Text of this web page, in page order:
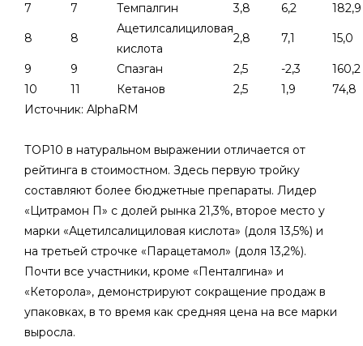
7
7 Темпалгин 3,8 6,2 182,9
8 8
Ацетилсалициловая
кислота
2,8 7,1 15,0
9 9 Спазган 2,5 -2,3
160,2
10
11 Кетанов 2,5 1,9
74,8
Источник: AlphaRM
ТОР10 в натуральном выражении отличается от
рейтинга в стоимостном. Здесь первую тройку
составляют более бюджетные препараты. Лидер
«Цитрамон П» с долей рынка 21,3%, второе место у
марки «Ацетилсалициловая кислота» (доля 13,5%) и
на третьей строчке «Парацетамол» (доля 13,2%).
Почти все участники, кроме «Пенталгина» и
«Кеторола», демонстрируют сокращение продаж в
упаковках, в то время как средняя цена на все марки
выросла.